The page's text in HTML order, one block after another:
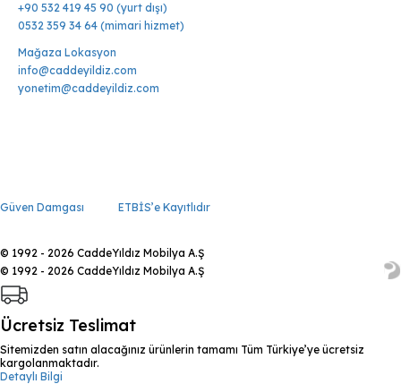
+90 532 419 45 90 (yurt dışı)
0532 359 34 64 (mimari hizmet)
Mağaza Lokasyon
info@caddeyildiz.com
yonetim@caddeyildiz.com
Güven Damgası ETBİS’e Kayıtlıdır
© 1992 - 2026 CaddeYıldız Mobilya A.Ş
© 1992 - 2026 CaddeYıldız Mobilya A.Ş
Ücretsiz Teslimat
Sitemizden satın alacağınız ürünlerin tamamı Tüm Türkiye’ye ücretsiz
kargolanmaktadır.
Detaylı Bilgi